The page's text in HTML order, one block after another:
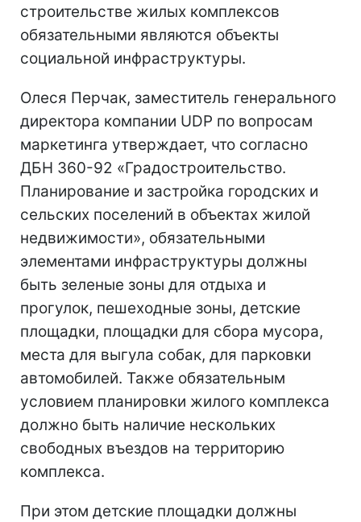
строительстве жилых комплексов
обязательными являются объекты
социальной инфраструктуры.
Олеся Перчак, заместитель генерального
директора компании UDP по вопросам
маркетинга утверждает, что согласно
ДБН 360-92 «Градостроительство.
Планирование и застройка городских и
сельских поселений в объектах жилой
недвижимости», обязательными
элементами инфраструктуры должны
быть зеленые зоны для отдыха и
прогулок, пешеходные зоны, детские
площадки, площадки для сбора мусора,
места для выгула собак, для парковки
автомобилей. Также обязательным
условием планировки жилого комплекса
должно быть наличие нескольких
свободных въездов на территорию
комплекса.
При этом детские площадки должны